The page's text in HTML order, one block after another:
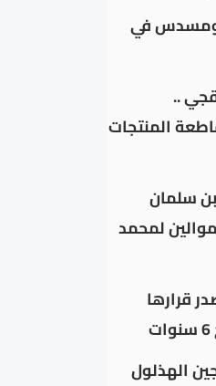
ومسدس في
..
المنتجات
سلمان
لمحمد
قرارها
الهذلول